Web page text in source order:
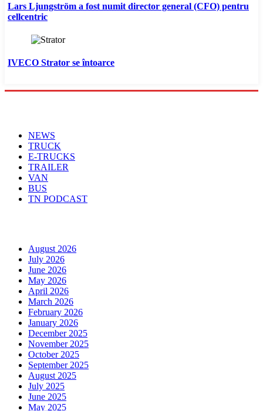
Lars Ljungström a fost numit director general (CFO) pentru
cellcentric
IVECO Strator se întoarce
NEWS
TRUCK
E-TRUCKS
TRAILER
VAN
BUS
TN PODCAST
August 2026
July 2026
June 2026
May 2026
April 2026
March 2026
February 2026
January 2026
December 2025
November 2025
October 2025
September 2025
August 2025
July 2025
June 2025
May 2025